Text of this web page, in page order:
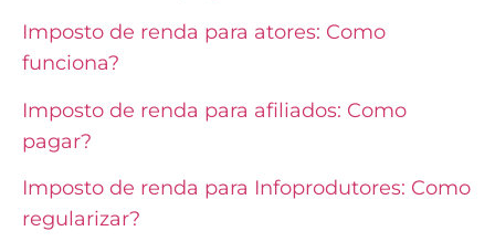
Imposto de renda para atores: Como
funciona?
Imposto de renda para afiliados: Como
pagar?
Imposto de renda para Infoprodutores: Como
regularizar?